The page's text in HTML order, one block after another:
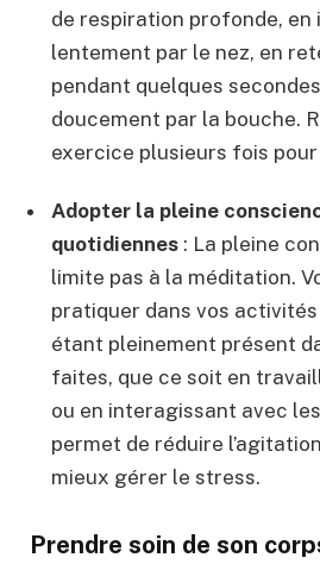
de respiration profonde, en
lentement par le nez, en
pendant quelques
doucement par la bouche.
exercice plusieurs fois pour
Adopter la pleine
quotidiennes : La pleine
limite pas à la méditation.
pratiquer dans vos
étant pleinement présent
faites, que ce soit en
ou en interagissant avec
permet de réduire
mieux gérer le stress.
Prendre soin de son